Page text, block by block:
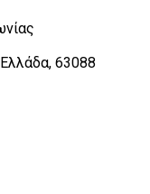
Ελλάδα, 63088